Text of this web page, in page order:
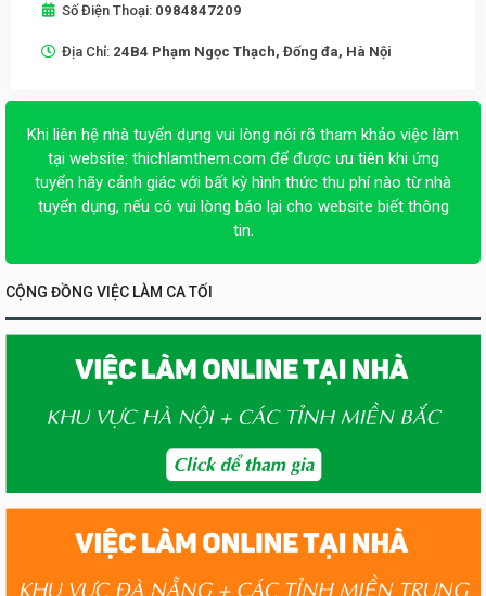
Số Điện Thoại: 0984847209
Địa Chỉ: 24B4 Phạm Ngọc Thạch, Đống đa, Hà Nội
Khi liên hệ nhà tuyển dụng vui lòng nói rõ tham khảo việc làm
tại website: thichlamthem.com để được ưu tiên khi ứng
tuyển hãy cảnh giác với bất kỳ hình thức thu phí nào từ nhà
tuyển dụng, nếu có vui lòng báo lại cho website biết thông
tin.
CỘNG ĐỒNG VIỆC LÀM CA TỐI